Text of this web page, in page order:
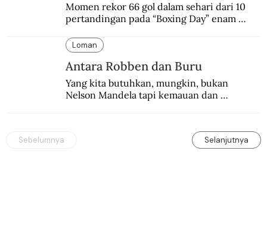
Momen rekor 66 gol dalam sehari dari 10
pertandingan pada “Boxing Day” enam
Manchester United 6-1.
Loman
Antara Robben dan Buru
Yang kita butuhkan, mungkin, bukan
Nelson Mandela tapi kemauan dan
Sebelumnya Selanjutnya